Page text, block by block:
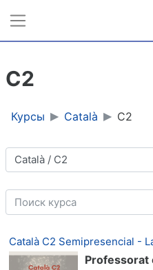
C2
Курсы Català C2
Категории курсов
Поиск курса
Català C2 Semipresencial -
Professorat